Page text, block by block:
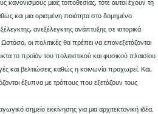
μιας τοποθεσίας, τότε αυτοί έχουν τη
και μια ορισμένη ποιότητα στο δομημένο
ανεξέλεγκτης ανάπτυξης σε ιστορικά
οι πολιτικές θα πρέπει να επανεξετάζονται
το προϊόν του πολιτιστικού και φυσικού πλαισίου
και βελτιώσεις καθώς η κοινωνία προχωρεί. Και,
έξυπνα με τρόπους που εξετάζουν τους
σημείο εκκίνησης για μια αρχιτεκτονική ιδέα.